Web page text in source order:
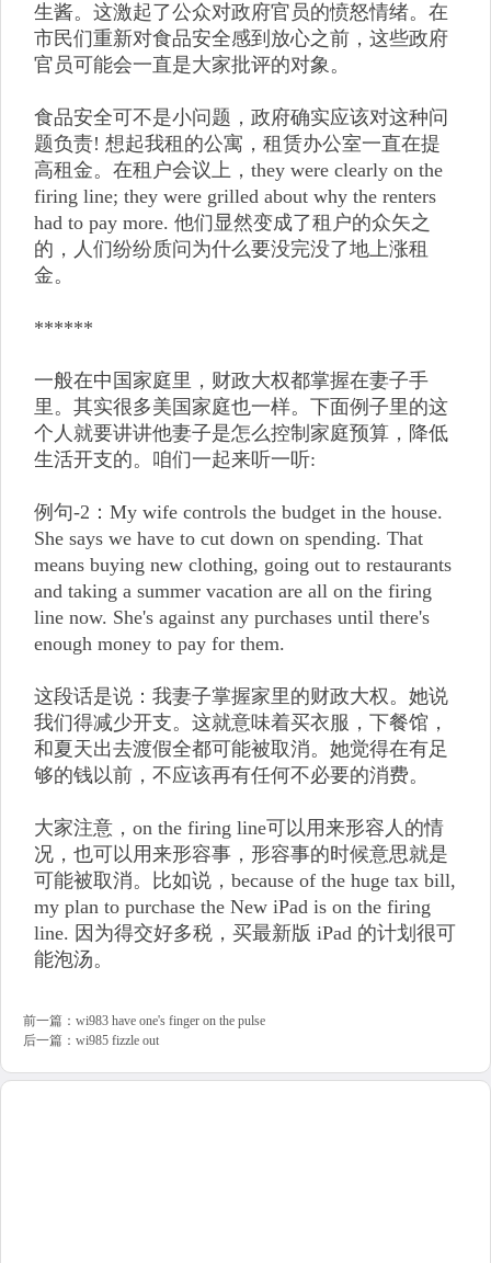
生酱。这激起了公众对政府官员的愤怒情绪。在
市民们重新对食品安全感到放心之前，这些政府
官员可能会一直是大家批评的对象。
食品安全可不是小问题，政府确实应该对这种问
题负责! 想起我租的公寓，租赁办公室一直在提
高租金。在租户会议上，they were clearly on the
firing line; they were grilled about why the renters
had to pay more. 他们显然变成了租户的众矢之
的，人们纷纷质问为什么要没完没了地上涨租
金。
******
一般在中国家庭里，财政大权都掌握在妻子手
里。其实很多美国家庭也一样。下面例子里的这
个人就要讲讲他妻子是怎么控制家庭预算，降低
生活开支的。咱们一起来听一听:
例句-2：My wife controls the budget in the house.
She says we have to cut down on spending. That
means buying new clothing, going out to restaurants
and taking a summer vacation are all on the firing
line now. She's against any purchases until there's
enough money to pay for them.
这段话是说：我妻子掌握家里的财政大权。她说
我们得减少开支。这就意味着买衣服，下餐馆，
和夏天出去渡假全都可能被取消。她觉得在有足
够的钱以前，不应该再有任何不必要的消费。
大家注意，on the firing line可以用来形容人的情
况，也可以用来形容事，形容事的时候意思就是
可能被取消。比如说，because of the huge tax bill,
my plan to purchase the New iPad is on the firing
line. 因为得交好多税，买最新版 iPad 的计划很可
能泡汤。
前一篇： wi983 have one's finger on the pulse
后一篇： wi985 fizzle out